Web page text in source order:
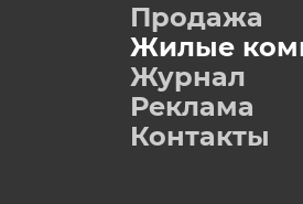
Продажа
Жилые
Журнал
Реклама
Контакты